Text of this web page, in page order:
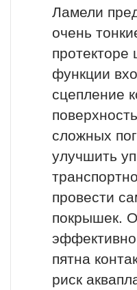
Ламели
очень
функции
сцепление
сложных
улучшить
провести
покрышек.
пятна
риск